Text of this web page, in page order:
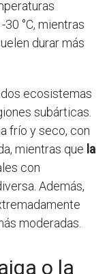
°C, mientras
durar más
ecosistemas
subárticas.
frío y seco, con
mientras que la
con
Además,
moderadas.
o la